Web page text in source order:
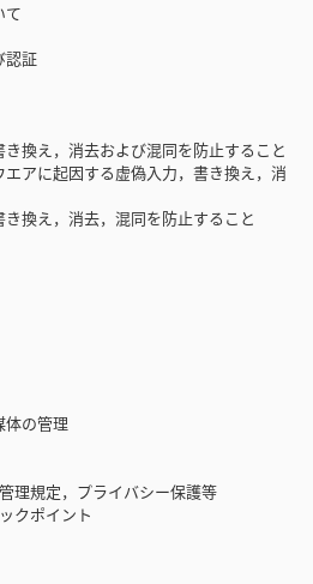
て
認証
換え，消去および混同を防止すること
アに起因する虚偽入力，書き換え，消
換え，消去，混同を防止すること
の管理
理規定，プライバシー保護等
クポイント